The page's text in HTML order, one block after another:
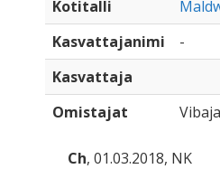
Kotitalli
Kasvattajanimi
-
Kasvattaja
Omistajat
Ch, 01.03.2018, NK